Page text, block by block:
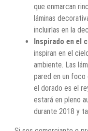
que enmarcan
láminas
incluirlas en la
Inspirado en el
inspiran en el
ambiente. Las
pared en un foco
el dorado es el
estará en pleno
durante 2018 y